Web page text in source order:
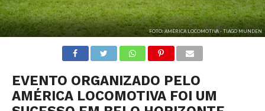
FOTO: AMÉRICA LOCOMOTIVA - TIAGO MUNDEN
EVENTO ORGANIZADO PELO
AMÉRICA LOCOMOTIVA FOI UM